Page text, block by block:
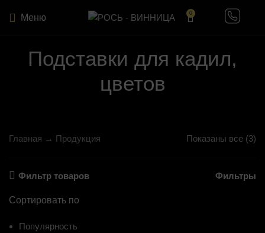
Меню 0
Подставки для кадил,
цветов
Главная → Продукция Показаны все (3)
Фильтр товаров Фильтры
Сортировать по
Популярность